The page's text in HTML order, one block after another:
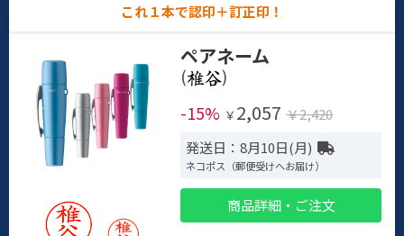
これ１本で認印＋訂正印！
ペアネーム
(
)
-15% ￥ 2,057 ￥2,420
発送日：8月10日(月)
ネコポス（郵便受けへお届け）
商品詳細・ご注文